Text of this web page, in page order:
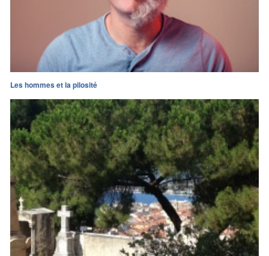
Les hommes et la pilosité